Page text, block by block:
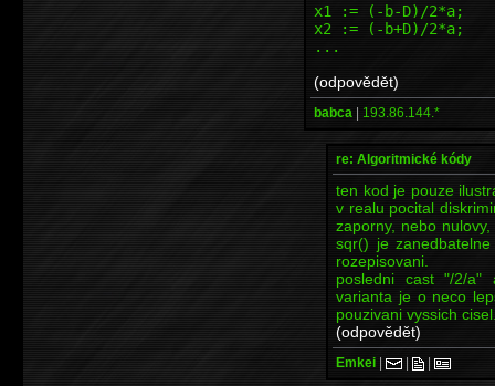
x1 := (-b-D)/2*a;
x2 := (-b+D)/2*a;
...
(odpovědět)
babca | 193.86.144.*
re: Algoritmické kódy
ten kod je pouze
v realu pocital
zaporny, nebo
sqr() je
rozepisovani.
posledni cast "/2/a"
varianta je o neco
pouzivani vyssich
(odpovědět)
Emkei | | |